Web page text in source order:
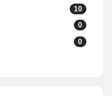
10
0
0